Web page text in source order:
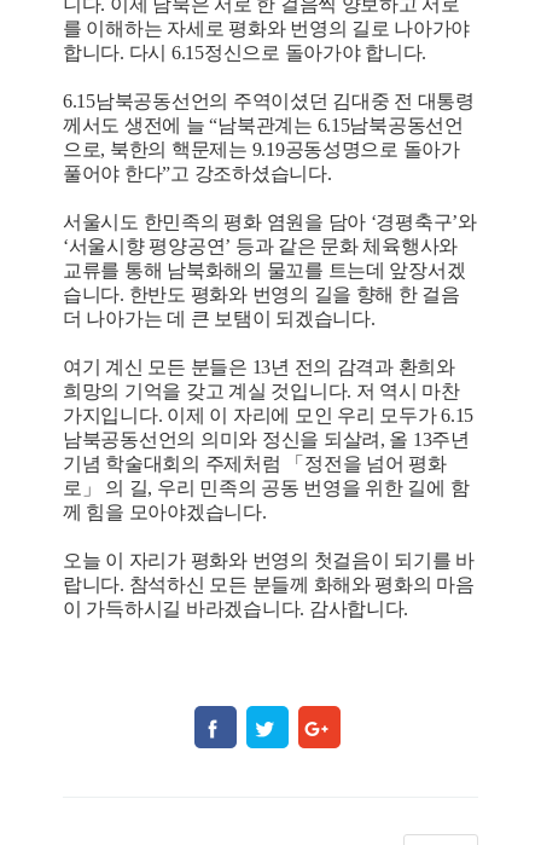
니다. 이제 남북은 서로 한 걸음씩 양보하고 서로
를 이해하는 자세로 평화와 번영의 길로 나아가야
합니다. 다시 6.15정신으로 돌아가야 합니다.
6.15남북공동선언의 주역이셨던 김대중 전 대통령
께서도 생전에 늘 “남북관계는 6.15남북공동선언
으로, 북한의 핵문제는 9.19공동성명으로 돌아가
풀어야 한다”고 강조하셨습니다.
서울시도 한민족의 평화 염원을 담아 ‘경평축구’와
‘서울시향 평양공연’ 등과 같은 문화 체육행사와
교류를 통해 남북화해의 물꼬를 트는데 앞장서겠
습니다. 한반도 평화와 번영의 길을 향해 한 걸음
더 나아가는 데 큰 보탬이 되겠습니다.
여기 계신 모든 분들은 13년 전의 감격과 환희와
희망의 기억을 갖고 계실 것입니다. 저 역시 마찬
가지입니다. 이제 이 자리에 모인 우리 모두가 6.15
남북공동선언의 의미와 정신을 되살려, 올 13주년
기념 학술대회의 주제처럼 「정전을 넘어 평화
로」 의 길, 우리 민족의 공동 번영을 위한 길에 함
께 힘을 모아야겠습니다.
오늘 이 자리가 평화와 번영의 첫걸음이 되기를 바
랍니다. 참석하신 모든 분들께 화해와 평화의 마음
이 가득하시길 바라겠습니다. 감사합니다.